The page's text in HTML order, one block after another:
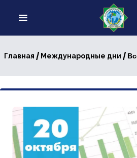
Главная / Международные дни /